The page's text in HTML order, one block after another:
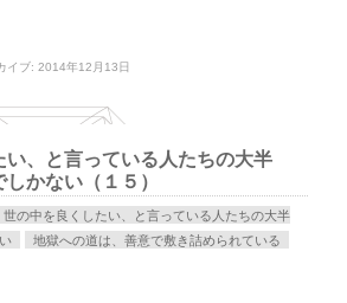
イブ: 2014年12月13日
い、と言っている人たちの大半
かない（１５）
世の中を良くしたい、と言っている人たちの大半
地獄への道は、善意で敷き詰められている